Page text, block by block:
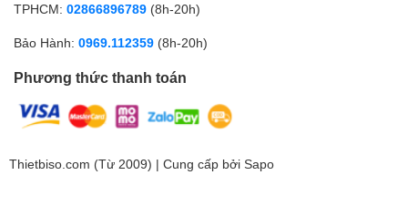
TPHCM: 02866896789 (8h-20h)
Bảo Hành: 0969.112359 (8h-20h)
Phương thức thanh toán
Thietbiso.com (Từ 2009) | Cung cấp bởi Sapo